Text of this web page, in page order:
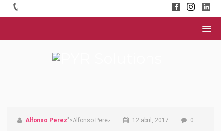
Alfonso Perez">Alfonso Perez 12 abril, 2017 0